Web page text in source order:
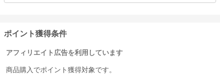
ポイント獲得条件
アフィリエイト広告を利用しています
商品購入でポイント獲得対象です。